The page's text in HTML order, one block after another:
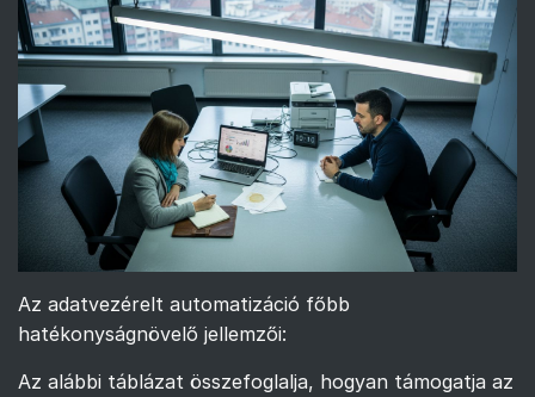
Az adatvezérelt automatizáció főbb
hatékonyságnövelő jellemzői:
Az alábbi táblázat összefoglalja, hogyan támogatja az